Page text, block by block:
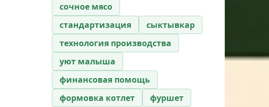
сочное мясо
стандартизация
сыктывкар
технология производства
уют малыша
финансовая помощь
формовка котлет
фуршет